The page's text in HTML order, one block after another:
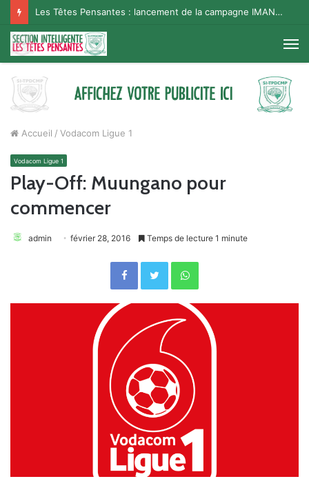
Les Têtes Pensantes : lancement de la campagne IMANA na BISO, Supporter Telema
Accueil / Vodacom Ligue 1
Vodacom Ligue 1
Play-Off: Muungano pour
commencer
admin février 28, 2016 Temps de lecture 1 minute
FacebookTwitterWhatsApp